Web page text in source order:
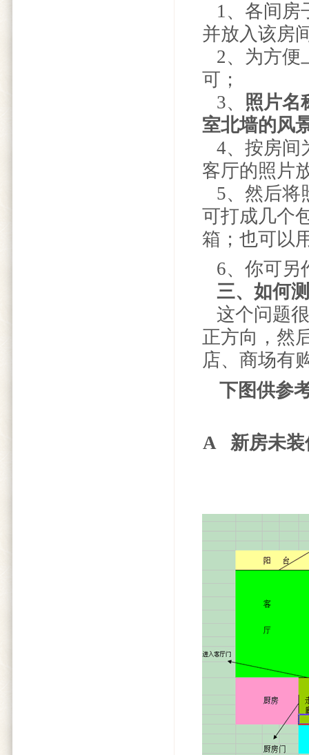
1、各间房
并放入该房
2、为方便
可；
3、 照片名
室北墙的风
4、按房间
客厅的照片
5、然后将
可打成几个
箱；也可以
6、你可另
三、如何
这个问题
正方向，然
店、商场有
下图供参
A 新房未装